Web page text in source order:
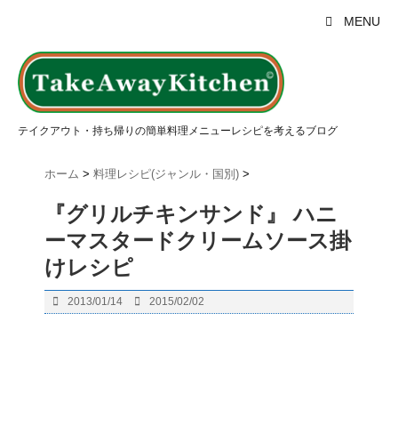
MENU
テイクアウト・持ち帰りの簡単料理メニューレシピを考えるブログ
ホーム > 料理レシピ(ジャンル・国別) >
『グリルチキンサンド』 ハニ
ーマスタードクリームソース掛
けレシピ
2013/01/14 2015/02/02